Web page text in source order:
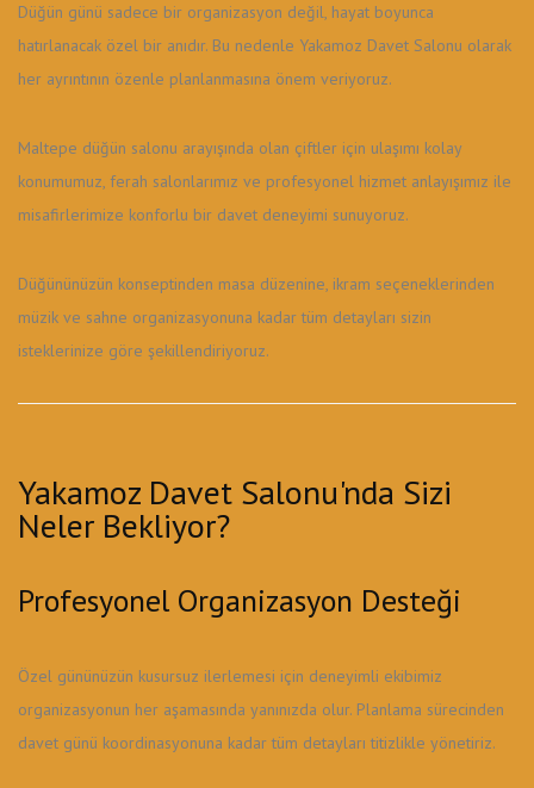
Düğün günü sadece bir organizasyon değil, hayat boyunca
hatırlanacak özel bir anıdır. Bu nedenle Yakamoz Davet Salonu olarak
her ayrıntının özenle planlanmasına önem veriyoruz.
Maltepe düğün salonu arayışında olan çiftler için ulaşımı kolay
konumumuz, ferah salonlarımız ve profesyonel hizmet anlayışımız ile
misafirlerimize konforlu bir davet deneyimi sunuyoruz.
Düğününüzün konseptinden masa düzenine, ikram seçeneklerinden
müzik ve sahne organizasyonuna kadar tüm detayları sizin
isteklerinize göre şekillendiriyoruz.
Yakamoz Davet Salonu'nda Sizi
Neler Bekliyor?
Profesyonel Organizasyon Desteği
Özel gününüzün kusursuz ilerlemesi için deneyimli ekibimiz
organizasyonun her aşamasında yanınızda olur. Planlama sürecinden
davet günü koordinasyonuna kadar tüm detayları titizlikle yönetiriz.